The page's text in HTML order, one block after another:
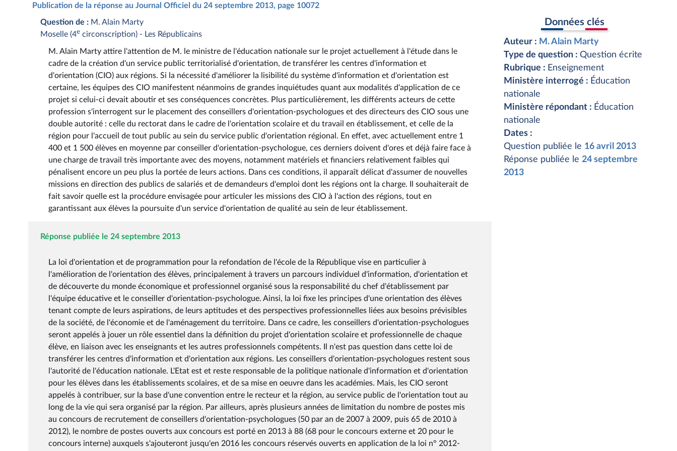
Publication de la réponse au Journal Officiel du 24 septembre 2013, page 10072
Question de : M. Alain Marty
Moselle (4e circonscription) - Les Républicains
M. Alain Marty attire l'attention de M. le ministre de l'éducation nationale sur le projet actuellement à l'étude dans le
cadre de la création d'un service public territorialisé d'orientation, de transférer les centres d'information et
d'orientation (CIO) aux régions. Si la nécessité d'améliorer la lisibilité du système d'information et d'orientation est
certaine, les équipes des CIO manifestent néanmoins de grandes inquiétudes quant aux modalités d'application de ce
projet si celui-ci devait aboutir et ses conséquences concrètes. Plus particulièrement, les différents acteurs de cette
profession s'interrogent sur le placement des conseillers d'orientation-psychologues et des directeurs des CIO sous une
double autorité : celle du rectorat dans le cadre de l'orientation scolaire et du travail en établissement, et celle de la
région pour l'accueil de tout public au sein du service public d'orientation régional. En effet, avec actuellement entre 1
400 et 1 500 élèves en moyenne par conseiller d'orientation-psychologue, ces derniers doivent d'ores et déjà faire face à
une charge de travail très importante avec des moyens, notamment matériels et financiers relativement faibles qui
pénalisent encore un peu plus la portée de leurs actions. Dans ces conditions, il apparaît délicat d'assumer de nouvelles
missions en direction des publics de salariés et de demandeurs d'emploi dont les régions ont la charge. Il souhaiterait de
fait savoir quelle est la procédure envisagée pour articuler les missions des CIO à l'action des régions, tout en
garantissant aux élèves la poursuite d'un service d'orientation de qualité au sein de leur établissement.
Réponse publiée le 24 septembre 2013
La loi d'orientation et de programmation pour la refondation de l'école de la République vise en particulier à
l'amélioration de l'orientation des élèves, principalement à travers un parcours individuel d'information, d'orientation et
de découverte du monde économique et professionnel organisé sous la responsabilité du chef d'établissement par
l'équipe éducative et le conseiller d'orientation-psychologue. Ainsi, la loi fixe les principes d'une orientation des élèves
tenant compte de leurs aspirations, de leurs aptitudes et des perspectives professionnelles liées aux besoins prévisibles
de la société, de l'économie et de l'aménagement du territoire. Dans ce cadre, les conseillers d'orientation-psychologues
seront appelés à jouer un rôle essentiel dans la définition du projet d'orientation scolaire et professionnelle de chaque
élève, en liaison avec les enseignants et les autres professionnels compétents. Il n'est pas question dans cette loi de
transférer les centres d'information et d'orientation aux régions. Les conseillers d'orientation-psychologues restent sous
l'autorité de l'éducation nationale. L'Etat est et reste responsable de la politique nationale d'information et d'orientation
pour les élèves dans les établissements scolaires, et de sa mise en oeuvre dans les académies. Mais, les CIO seront
appelés à contribuer, sur la base d'une convention entre le recteur et la région, au service public de l'orientation tout au
long de la vie qui sera organisé par la région. Par ailleurs, après plusieurs années de limitation du nombre de postes mis
au concours de recrutement de conseillers d'orientation-psychologues (50 par an de 2007 à 2009, puis 65 de 2010 à
2012), le nombre de postes ouverts aux concours est porté en 2013 à 88 (68 pour le concours externe et 20 pour le
concours interne) auxquels s'ajouteront jusqu'en 2016 les concours réservés ouverts en application de la loi n° 2012-
Données clés
Auteur : M. Alain Marty
Type de question : Question écrite
Rubrique : Enseignement
Ministère interrogé : Éducation
nationale
Ministère répondant : Éducation
nationale
Dates :
Question publiée le 16 avril 2013
Réponse publiée le 24 septembre
2013